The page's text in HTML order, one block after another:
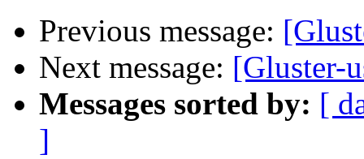
Previous message:
Next message: [Gluster-
Messages sorted by: [
]